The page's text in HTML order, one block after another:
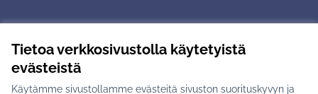
Tietoa verkkosivustolla käytetyistä
evästeistä
Käytämme sivustollamme evästeitä sivuston suorituskyvyn ja
Ohjeet kirjautumiseen
Ohjeet kommentin jättämiseen